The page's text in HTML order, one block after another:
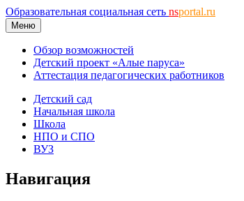
Образовательная социальная сеть nsportal.ru
Меню
Обзор возможностей
Детский проект «Алые паруса»
Аттестация педагогических работников
Детский сад
Начальная школа
Школа
НПО и СПО
ВУЗ
Навигация